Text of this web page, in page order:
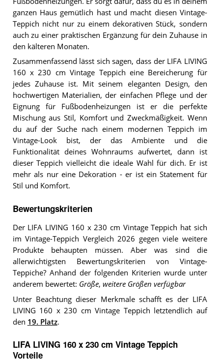
ganzen Haus gemütlich hast und macht diesen Vintage-
Teppich nicht nur zu einem dekorativen Stück, sondern
auch zu einer praktischen Ergänzung für dein Zuhause in
den kälteren Monaten.
Zusammenfassend lässt sich sagen, dass der LIFA LIVING
160 x 230 cm Vintage Teppich eine Bereicherung für
jedes Zuhause ist. Mit seinem eleganten Design, den
hochwertigen Materialien, der einfachen Pflege und der
Eignung für Fußbodenheizungen ist er die perfekte
Mischung aus Stil, Komfort und Zweckmäßigkeit. Wenn
du auf der Suche nach einem modernen Teppich im
Vintage-Look bist, der das Ambiente und die
Funktionalität deines Wohnraums aufwertet, dann ist
dieser Teppich vielleicht die ideale Wahl für dich. Er ist
mehr als nur eine Dekoration - er ist ein Statement für
Stil und Komfort.
Bewertungskriterien
Der LIFA LIVING 160 x 230 cm Vintage Teppich hat sich
im Vintage-Teppich Vergleich 2026 gegen viele weitere
Produkte behaupten müssen. Aber was sind die
allerwichtigsten Bewertungskriterien von Vintage-
Teppiche? Anhand der folgenden Kriterien wurde unter
anderem bewertet: Größe, weitere Größen verfügbar
Unter Beachtung dieser Merkmale schafft es der LIFA
LIVING 160 x 230 cm Vintage Teppich letztendlich auf
den 19. Platz.
LIFA LIVING 160 x 230 cm Vintage Teppich
Vorteile